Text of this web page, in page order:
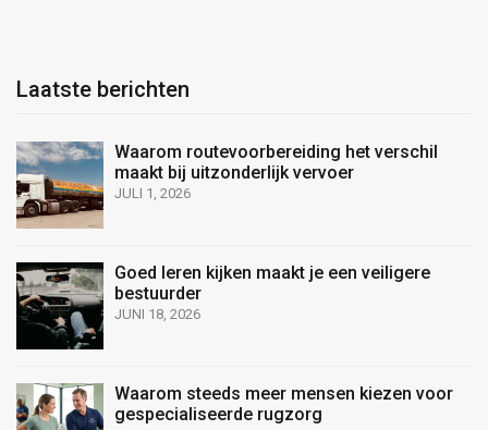
Laatste berichten
Waarom routevoorbereiding het verschil
maakt bij uitzonderlijk vervoer
JULI 1, 2026
Goed leren kijken maakt je een veiligere
bestuurder
JUNI 18, 2026
Waarom steeds meer mensen kiezen voor
gespecialiseerde rugzorg